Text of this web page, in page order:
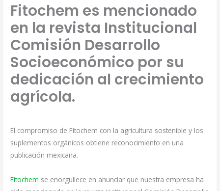
Fitochem es mencionado
en la revista Institucional
Comisión Desarrollo
Socioeconómico por su
dedicación al crecimiento
agrícola.
El compromiso de Fitochem con la agricultura sostenible y los
suplementos orgánicos obtiene reconocimiento en una
publicación mexicana.
Fitochem se enorgullece en anunciar que nuestra empresa ha